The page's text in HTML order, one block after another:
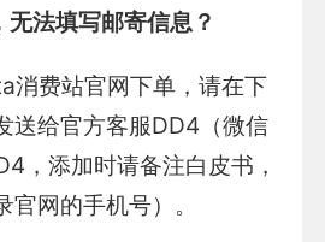
无法填写邮寄信息？
消费站官网下单，请在下
送给官方客服DD4（微信
，添加时请备注白皮书，
网的手机号）。